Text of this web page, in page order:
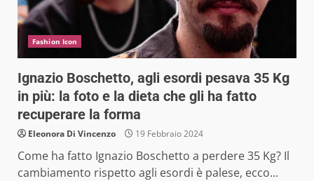
Fashion Icon
Ignazio Boschetto, agli esordi pesava 35 Kg
in più: la foto e la dieta che gli ha fatto
recuperare la forma
Eleonora Di Vincenzo 19 Febbraio 2024
Come ha fatto Ignazio Boschetto a perdere 35 Kg? Il
cambiamento rispetto agli esordi è palese, ecco...